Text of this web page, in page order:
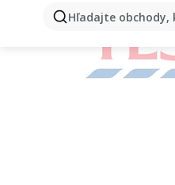
Hľadajte